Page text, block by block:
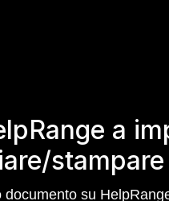
a
su